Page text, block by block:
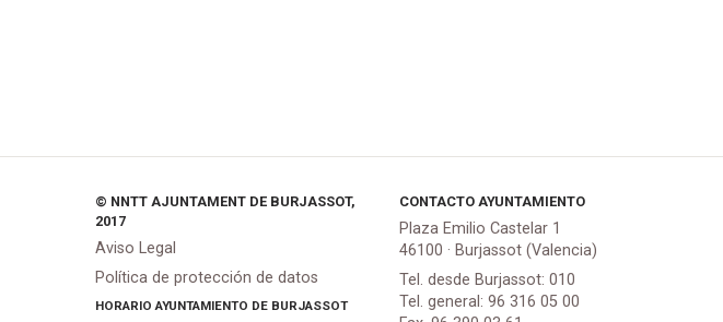
© NNTT AJUNTAMENT DE BURJASSOT,
2017
Aviso Legal
Política de protección de datos
HORARIO AYUNTAMIENTO DE BURJASSOT
CONTACTO AYUNTAMIENTO
Plaza Emilio Castelar 1
46100 · Burjassot (Valencia)
Tel. desde Burjassot: 010
Tel. general: 96 316 05 00